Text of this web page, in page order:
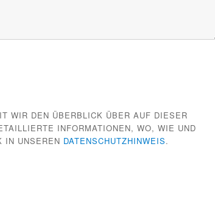
WIR DEN ÜBERBLICK ÜBER AUF DIESER
INFORMATIONEN, WO, WIE UND
IN UNSEREN DATENSCHUTZHINWEIS.